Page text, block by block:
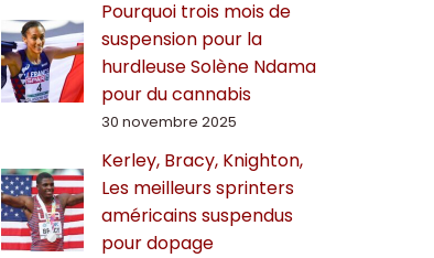
Pourquoi trois mois de
suspension pour la
hurdleuse Solène Ndama
pour du cannabis
30 novembre 2025
Kerley, Bracy, Knighton,
Les meilleurs sprinters
américains suspendus
pour dopage